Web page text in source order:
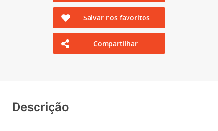
Salvar nos favoritos
Compartilhar
Descrição